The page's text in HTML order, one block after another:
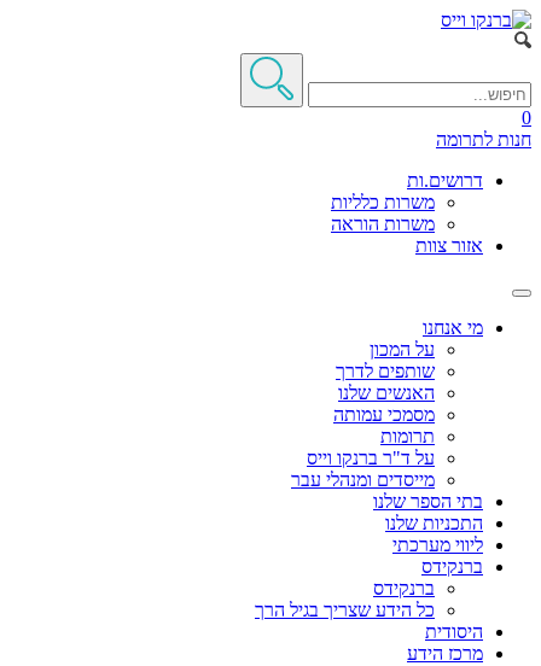
0
חנות לתרומה
דרושים.ות
משרות כלליות
משרות הוראה
אזור צוות
מי אנחנו
על המכון
שותפים לדרך
האנשים שלנו
מסמכי עמותה
תרומות
על ד"ר ברנקו וייס
מייסדים ומנהלי עבר
בתי הספר שלנו
התכניות שלנו
ליווי מערכתי
ברנקידס
ברנקידס
כל הידע שצריך בגיל הרך
היסודית
מרכז הידע